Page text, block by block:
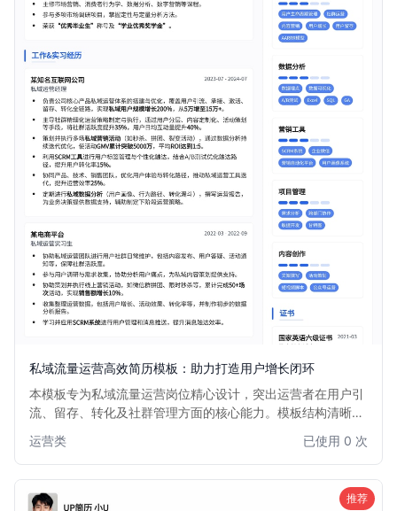
私域流量运营高效简历模板：助力打造用户增长闭环
本模板专为私域流量运营岗位精心设计，突出运营者在用户引
流、留存、转化及社群管理方面的核心能力。模板结构清晰，
能，帮助求职者快速展现其在构建私域流量生态、提升用户生
命周期价值方面的实战经验和卓越成果。适用于电商、教育、
运营类 已使用 0 次
推荐